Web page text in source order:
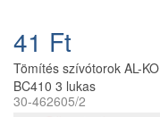
41 Ft
Tömítés szívótorok AL-KO
BC410 3 lukas
30-462605/2